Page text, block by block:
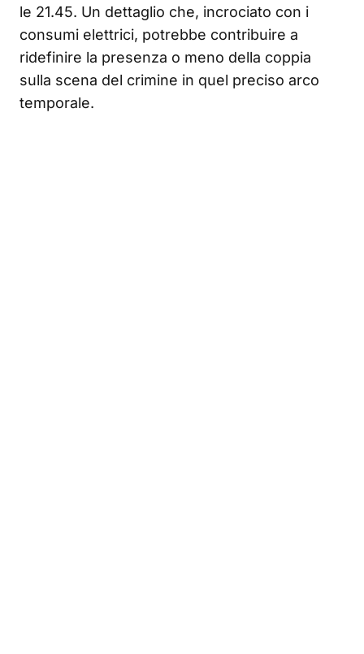
le 21.45. Un dettaglio che, incrociato con i
consumi elettrici, potrebbe contribuire a
ridefinire la presenza o meno della coppia
sulla scena del crimine in quel preciso arco
temporale.